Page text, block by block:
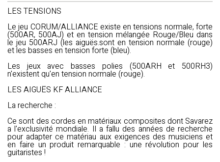
LES TENSIONS
Le jeu CORUM/ALLIANCE existe en tensions normale, forte
(500AR, 500AJ) et en tension mélangée Rouge/Bleu dans
le jeu 500ARJ (les aiguës.sont en tension normale (rouge)
et les basses en tension forte (bleu).
Les jeux avec basses polies (500ARH et 500RH3)
n'existent qu'en tension normale (rouge).
LES AIGUËS KF ALLIANCE
La recherche :
Ce sont des cordes en matériaux composites dont Savarez
a l'exclusivité mondiale. Il a fallu des années de recherche
pour adapter ce matériau aux exigences des musiciens et
en faire un produit remarquable : une révolution pour les
guitaristes !